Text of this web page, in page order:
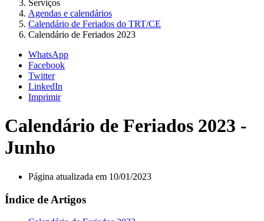
Serviços
Agendas e calendários
Calendário de Feriados do TRT/CE
Calendário de Feriados 2023
WhatsApp
Facebook
Twitter
LinkedIn
Imprimir
Calendário de Feriados 2023 -
Junho
Página atualizada em 10/01/2023
Índice de Artigos